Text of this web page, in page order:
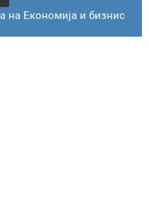
на Економија и бизнис